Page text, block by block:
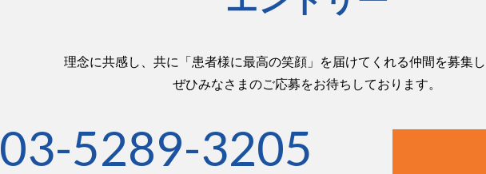
理念に共感し、共に「患者様に最高の笑顔」を届けてくれる仲間を募集
ぜひみなさまのご応募をお待ちしております。
03-5289-3205